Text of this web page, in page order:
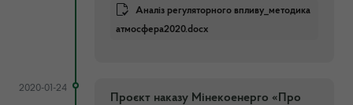
Аналіз регуляторного впливу_методика
атмосфера2020.docx
2020-01-24
Проєкт наказу Мінекоенерго «Про